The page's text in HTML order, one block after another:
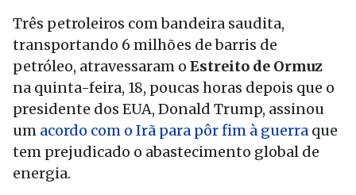
Três petroleiros com bandeira saudita,
transportando 6 milhões de barris de
petróleo, atravessaram o Estreito de Ormuz
na quinta-feira, 18, poucas horas depois que o
presidente dos EUA, Donald Trump, assinou
um acordo com o Irã para pôr fim à guerra que
tem prejudicado o abastecimento global de
energia.